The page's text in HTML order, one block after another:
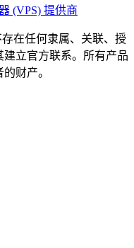
(VPS) 提供商
存在任何隶属、关联、授
立官方联系。所有产品
财产。